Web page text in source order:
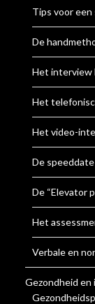
Tips voor
De
Het interview
Het
Het video-
De speeddate
De “Elevator
Het
Verbale en
Gezondheid